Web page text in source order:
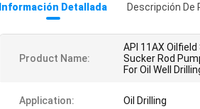
Información Detallada Descripción De
Product Name:
API 11AX
Sucker Rod
For Oil Well
Application: Oil Drilling